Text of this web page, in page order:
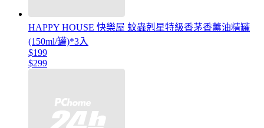
HAPPY HOUSE 快樂屋 蚊蟲剋星特級香茅香薰油精罐
(150ml/罐)*3入
$199
$299